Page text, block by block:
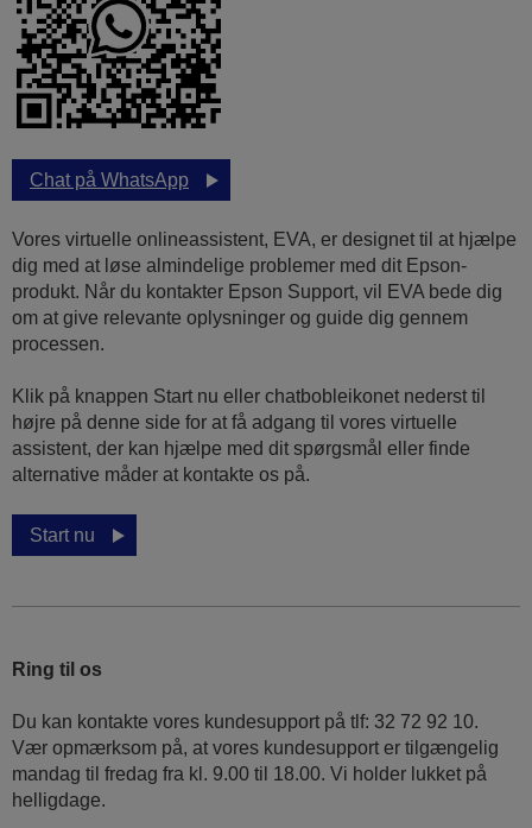
Chat på WhatsApp
Vores virtuelle onlineassistent, EVA, er designet til at hjælpe
dig med at løse almindelige problemer med dit Epson-
produkt. Når du kontakter Epson Support, vil EVA bede dig
om at give relevante oplysninger og guide dig gennem
processen.
Klik på knappen Start nu eller chatbobleikonet nederst til
højre på denne side for at få adgang til vores virtuelle
assistent, der kan hjælpe med dit spørgsmål eller finde
alternative måder at kontakte os på.
Start nu
Ring til os
Du kan kontakte vores kundesupport på tlf: 32 72 92 10.
Vær opmærksom på, at vores kundesupport er tilgængelig
mandag til fredag ​​fra kl. 9.00 til 18.00. Vi holder lukket på
helligdage.